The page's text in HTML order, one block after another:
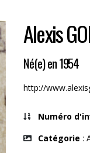
Alexis
Né(e) en 1954
http://
Numéro
Catégorie :